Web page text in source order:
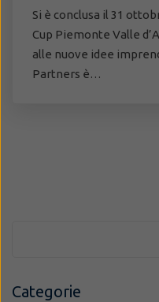
Si è conclusa il 31
Cup Piemonte Valle
alle nuove idee
Partners è…
Categorie